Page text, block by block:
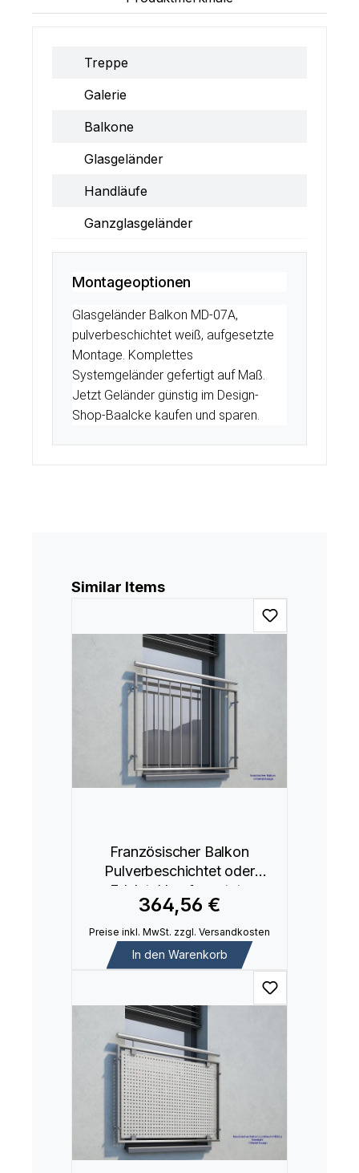
Treppe
Galerie
Balkone
Glasgeländer
Handläufe
Ganzglasgeländer
Montageoptionen
Glasgeländer Balkon MD-07A,
pulverbeschichtet weiß, aufgesetzte
Montage. Komplettes
Systemgeländer gefertigt auf Maß.
Jetzt Geländer günstig im Design-
Shop-Baalcke kaufen und sparen.
Produktgalerie überspringen
Similar Items
Französischer Balkon
Pulverbeschichtet oder
Edelstahl aufgesetzte
Montage MD02a
364,56 €
Preise inkl. MwSt. zzgl. Versandkosten
In den Warenkorb